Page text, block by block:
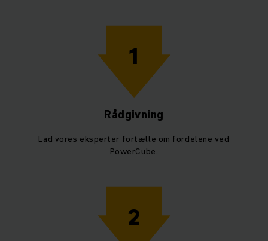
1
Rådgivning
Lad vores eksperter fortælle om fordelene ved
PowerCube.
2